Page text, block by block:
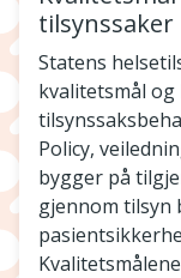
tilsynssaker
Statens
kvalitetsmål
Policy,
bygger på
gjennom tilsyn